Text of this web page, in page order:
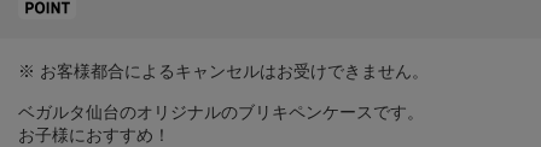
※ お客様都合によるキャンセルはお受けできません。
ベガルタ仙台のオリジナルのブリキペンケースです。
お子様におすすめ！